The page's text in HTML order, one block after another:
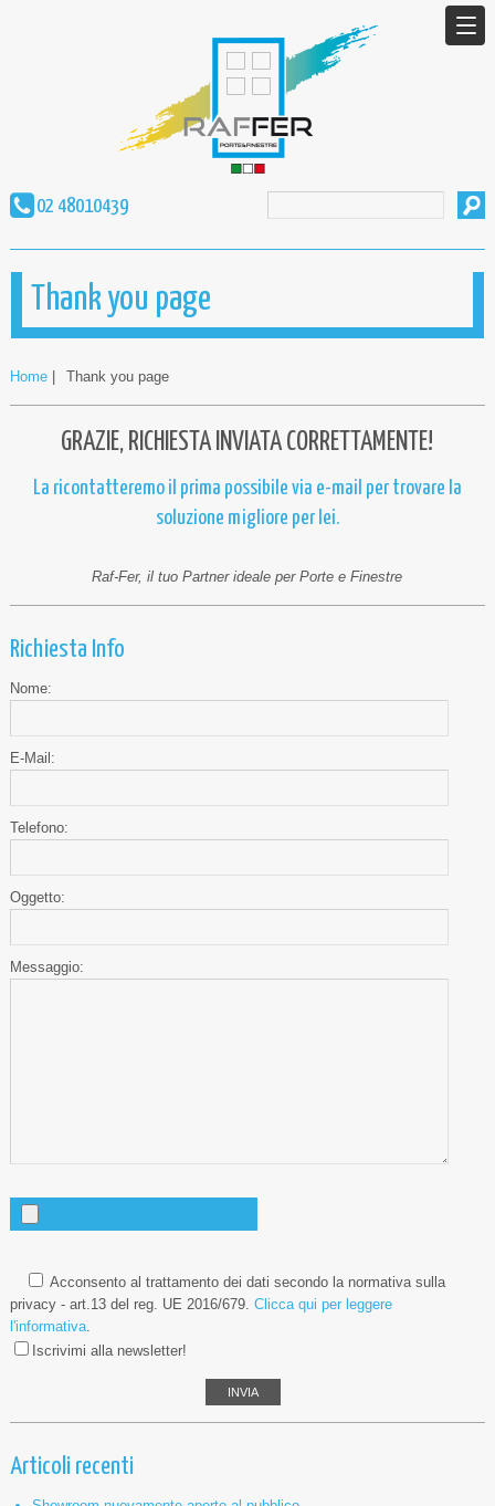
02 48010439
Thank you page
Home Thank you page
GRAZIE, RICHIESTA INVIATA CORRETTAMENTE!
La ricontatteremo il prima possibile via e-mail per trovare la
soluzione migliore per lei.
Raf-Fer, il tuo Partner ideale per Porte e Finestre
Richiesta Info
Nome:
E-Mail:
Telefono:
Oggetto:
Messaggio:
Acconsento al trattamento dei dati secondo la normativa sulla
privacy - art.13 del reg. UE 2016/679. Clicca qui per leggere
l'informativa.
Iscrivimi alla newsletter!
Articoli recenti